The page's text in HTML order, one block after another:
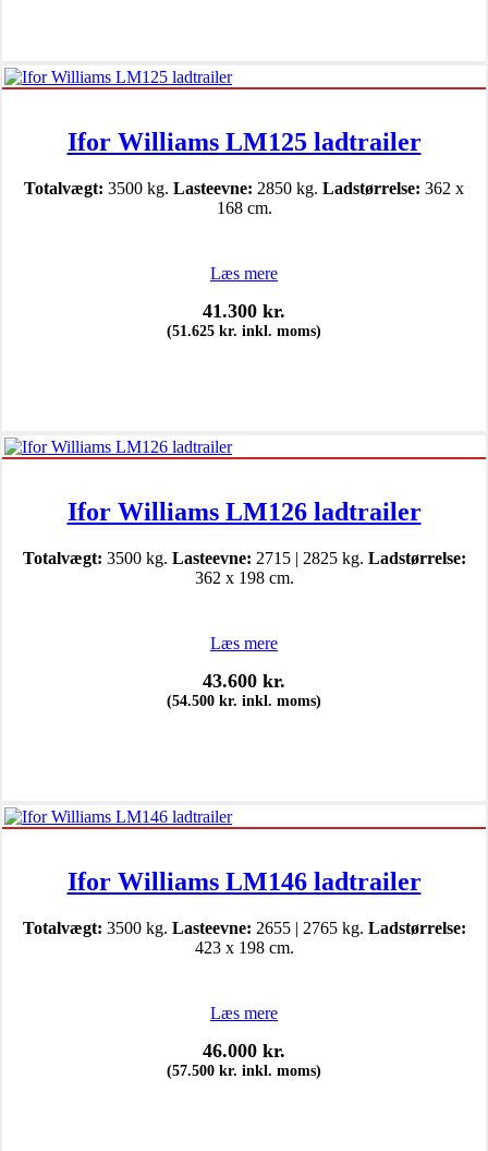
Ifor Williams LM125 ladtrailer
Totalvægt: 3500 kg. Lasteevne: 2850 kg. Ladstørrelse: 362 x
168 cm.
Læs mere
41.300 kr.
(51.625 kr. inkl. moms)
Ifor Williams LM126 ladtrailer
Totalvægt: 3500 kg. Lasteevne: 2715 | 2825 kg. Ladstørrelse:
362 x 198 cm.
Læs mere
43.600 kr.
(54.500 kr. inkl. moms)
Ifor Williams LM146 ladtrailer
Totalvægt: 3500 kg. Lasteevne: 2655 | 2765 kg. Ladstørrelse:
423 x 198 cm.
Læs mere
46.000 kr.
(57.500 kr. inkl. moms)